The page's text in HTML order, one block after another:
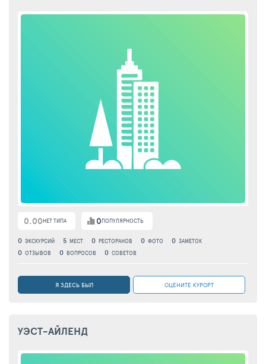
0.00НЕТ ТИПА 0ПОПУЛЯРНОСТЬ
0 ЭКСКУРСИЙ 5 МЕСТ 0 РЕСТОРАНОВ 0 ФОТО 0 ЗАМЕТОК
0 ОТЗЫВОВ 0 ВОПРОСОВ 0 СОВЕТОВ
Я ЗДЕСЬ БЫЛ ОЦЕНИТЕ КУРОРТ
УЭСТ-АЙЛЕНД